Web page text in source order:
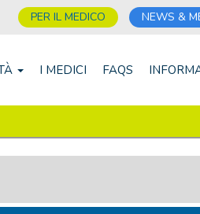
PER IL MEDICO NEWS &
I MEDICI FAQS